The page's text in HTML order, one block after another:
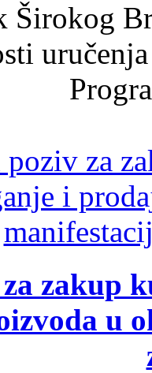
Širokog
zakup
u